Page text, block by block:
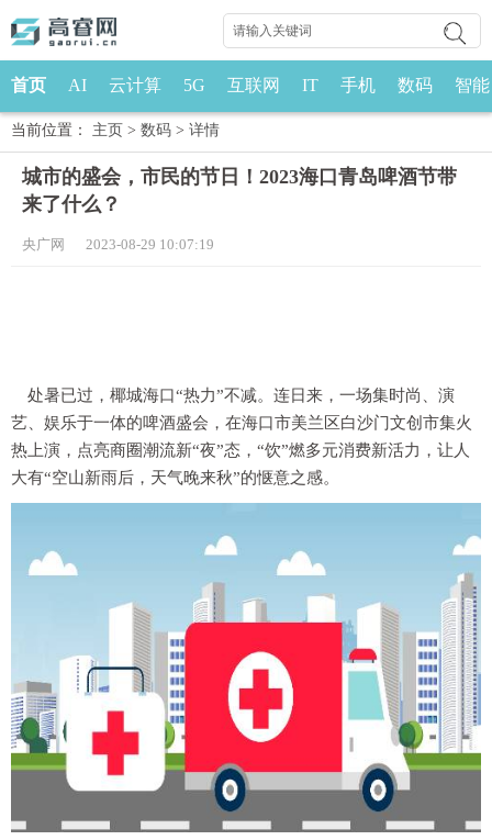
首页 AI 云计算 5G 互联网 IT 手机 数码 智能
当前位置： 主页 > 数码 > 详情
城市的盛会，市民的节日！2023海口青岛啤酒节带
来了什么？
央广网 2023-08-29 10:07:19
处暑已过，椰城海口“热力”不减。连日来，一场集时尚、演
艺、娱乐于一体的啤酒盛会，在海口市美兰区白沙门文创市集火
热上演，点亮商圈潮流新“夜”态，“饮”燃多元消费新活力，让人
大有“空山新雨后，天气晚来秋”的惬意之感。